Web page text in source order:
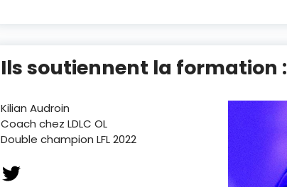
Ils soutiennent la formation :
Kilian Audroin
Coach chez LDLC OL
Double champion LFL 2022